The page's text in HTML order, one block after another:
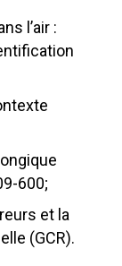
l’air :
600;
et la
(GCR).